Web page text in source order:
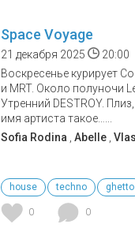
Space Voyage
21 декабря 2025
20:00
Воскресенье курирует
и MRT. Около полуночи
Утренний DESTROY.
имя артиста такое…...
Sofia Rodina , Abelle ,
house techno ghetto
0 0